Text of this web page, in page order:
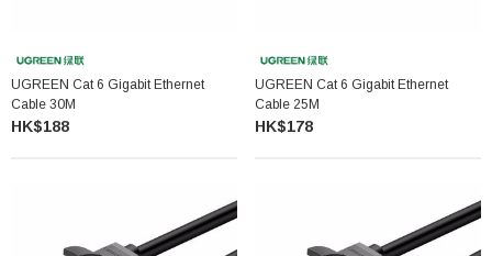
UGREEN Cat 6 Gigabit Ethernet
Cable 30M
HK$188
UGREEN Cat 6 Gigabit Ethernet
Cable 25M
HK$178